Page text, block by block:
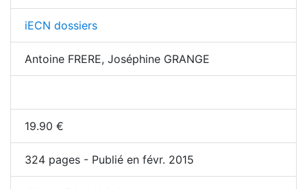
iECN dossiers
Antoine FRERE, Joséphine GRANGE
19.90 €
324 pages - Publié en févr. 2015